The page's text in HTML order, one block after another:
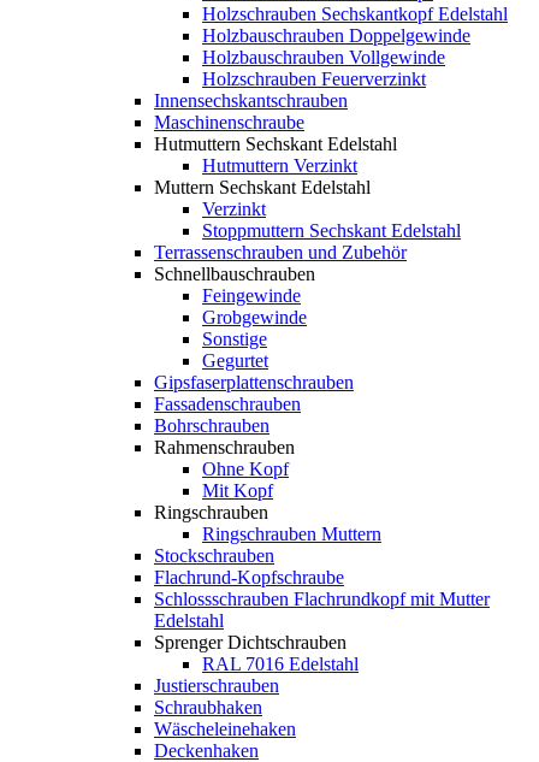
Holzschrauben Sechskantkopf Edelstahl
Holzbauschrauben Doppelgewinde
Holzbauschrauben Vollgewinde
Holzschrauben Feuerverzinkt
Innensechskantschrauben
Maschinenschraube
Hutmuttern Sechskant Edelstahl
Hutmuttern Verzinkt
Muttern Sechskant Edelstahl
Verzinkt
Stoppmuttern Sechskant Edelstahl
Terrassenschrauben und Zubehör
Schnellbauschrauben
Feingewinde
Grobgewinde
Sonstige
Gegurtet
Gipsfaserplattenschrauben
Fassadenschrauben
Bohrschrauben
Rahmenschrauben
Ohne Kopf
Mit Kopf
Ringschrauben
Ringschrauben Muttern
Stockschrauben
Flachrund-Kopfschraube
Schlossschrauben Flachrundkopf mit Mutter
Edelstahl
Sprenger Dichtschrauben
RAL 7016 Edelstahl
Justierschrauben
Schraubhaken
Wäscheleinehaken
Deckenhaken